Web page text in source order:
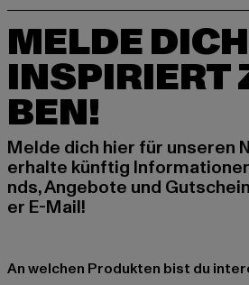
MELDE
INSPIRIERT
BEN!
Melde dich hier für unseren
erhalte künftig
nds, Angebote und
er E-Mail!
An welchen Produkten bist du